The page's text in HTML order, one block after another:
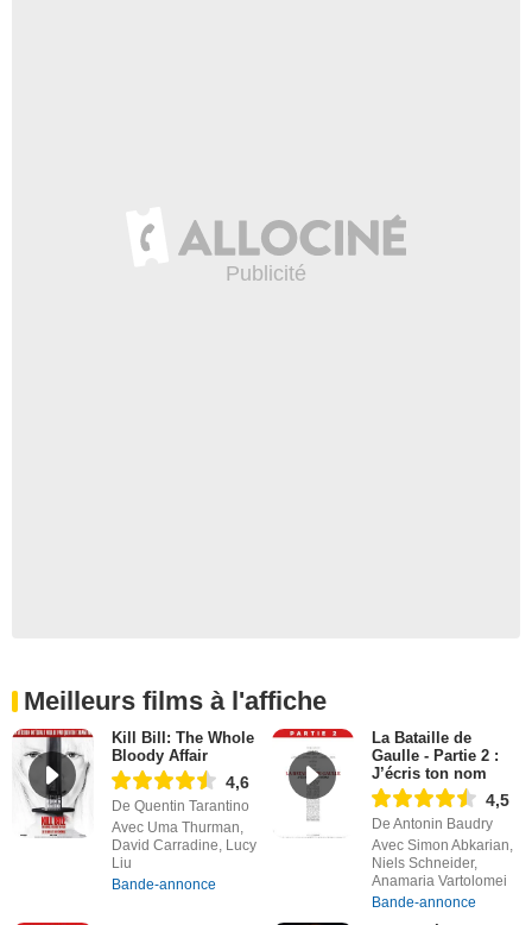
Meilleurs films à l'affiche
Kill Bill: The Whole
Bloody Affair
4,6
De Quentin Tarantino
Avec Uma Thurman,
David Carradine, Lucy
Liu
Bande-annonce
La Bataille de
Gaulle - Partie 2 :
J’écris ton nom
4,5
De Antonin Baudry
Avec Simon Abkarian,
Niels Schneider,
Anamaria Vartolomei
Bande-annonce